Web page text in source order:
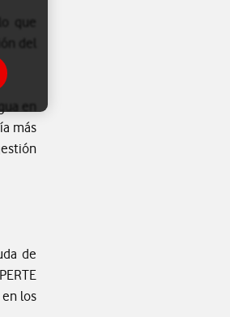
que
del
en
más
de
los